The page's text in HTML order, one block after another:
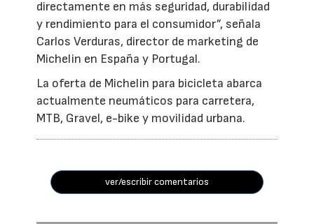
directamente en más seguridad, durabilidad
y rendimiento para el consumidor”, señala
Carlos Verduras, director de marketing de
Michelin en España y Portugal.
La oferta de Michelin para bicicleta abarca
actualmente neumáticos para carretera,
MTB, Gravel, e-bike y movilidad urbana.
ver/escribir comentarios